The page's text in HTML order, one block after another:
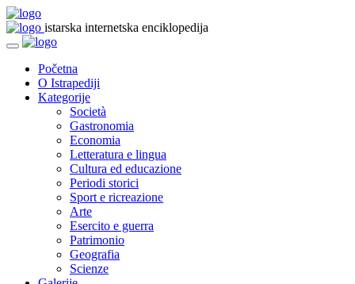
istarska internetska enciklopedija
Početna
O Istrapediji
Kategorije
Società
Gastronomia
Economia
Letteratura e lingua
Cultura ed educazione
Periodi storici
Sport e ricreazione
Arte
Esercito e guerra
Patrimonio
Geografia
Scienze